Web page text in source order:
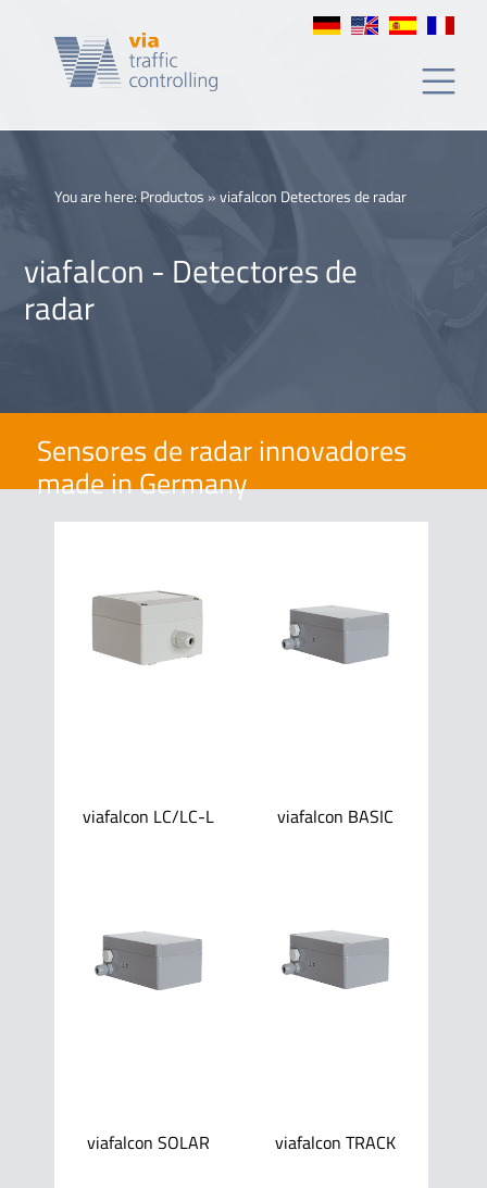
radar
You are here:Productos »viafalcon Detectores de radar
viafalcon - Detectores de
radar
Sensores de radar innovadores
made in Germany
viafalcon LC/LC-L viafalcon BASIC
viafalcon SOLAR viafalcon TRACK